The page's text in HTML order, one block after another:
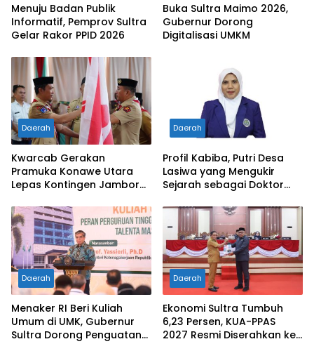
Menuju Badan Publik
Informatif, Pemprov Sultra
Gelar Rakor PPID 2026
Buka Sultra Maimo 2026,
Gubernur Dorong
Digitalisasi UMKM
Daerah
Kwarcab Gerakan
Pramuka Konawe Utara
Lepas Kontingen Jambore
Ikbar: Tunjukkan Karakter
Generasi Muda Konut yang
Disiplin dan Berprestasi
Daerah
Profil Kabiba, Putri Desa
Lasiwa yang Mengukir
Sejarah sebagai Doktor
Kelahirannya
Daerah
Menaker RI Beri Kuliah
Umum di UMK, Gubernur
Sultra Dorong Penguatan
Daerah
Ekonomi Sultra Tumbuh
6,23 Persen, KUA-PPAS
2027 Resmi Diserahkan ke